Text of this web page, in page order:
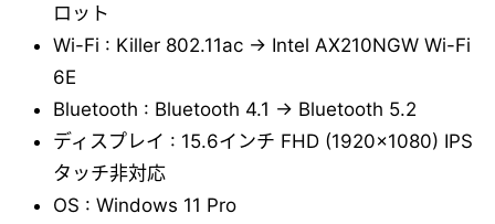
ロット
Wi-Fi : Killer 802.11ac → Intel AX210NGW Wi-Fi
6E
Bluetooth : Bluetooth 4.1 → Bluetooth 5.2
ディスプレイ : 15.6インチ FHD (1920x1080) IPS
タッチ非対応
OS : Windows 11 Pro